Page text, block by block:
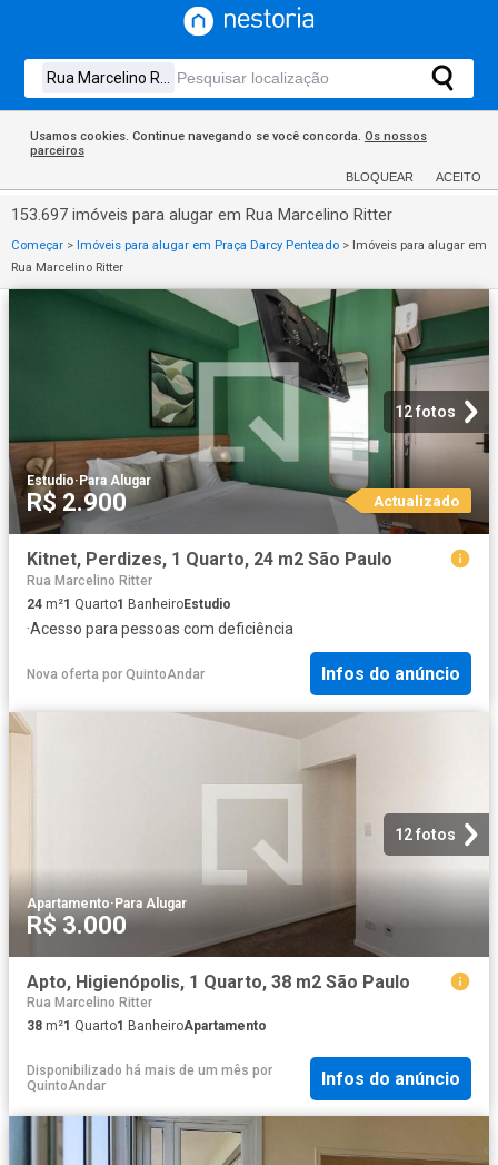
Usamos cookies. Continue navegando se você concorda. Os nossos
parceiros
BLOQUEAR ACEITO
153.697 imóveis para alugar em Rua Marcelino Ritter
Começar > Imóveis para alugar em Praça Darcy Penteado > Imóveis para alugar em
Rua Marcelino Ritter
12 fotos
Estudio· Para Alugar
R$ 2.900 Actualizado
Kitnet, Perdizes, 1 Quarto, 24 m2 São Paulo
Rua Marcelino Ritter
24 m²1 Quarto1 BanheiroEstudio
·Acesso para pessoas com deficiência
Nova oferta por QuintoAndar Infos do anúncio
12 fotos
Apartamento·Para Alugar
R$ 3.000
Apto, Higienópolis, 1 Quarto, 38 m2 São Paulo
Rua Marcelino Ritter
38 m²1 Quarto1 BanheiroApartamento
Disponibilizado há mais de um mês por
QuintoAndar
Infos do anúncio